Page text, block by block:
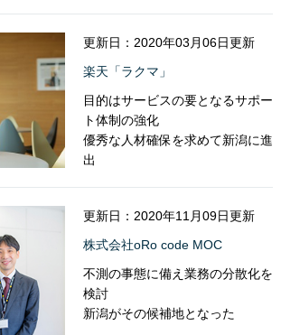
更新日：2020年03月06日更新
楽天「ラクマ」
目的はサービスの要となるサポー
ト体制の強化
優秀な人材確保を求めて新潟に進
出
更新日：2020年11月09日更新
株式会社oRo code MOC
不測の事態に備え業務の分散化を
検討
新潟がその候補地となった